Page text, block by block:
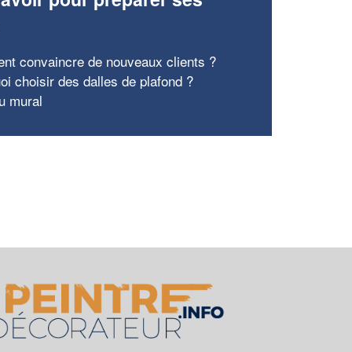
convaincre de nouveaux clients ?
choisir des dalles de plafond ?
mural